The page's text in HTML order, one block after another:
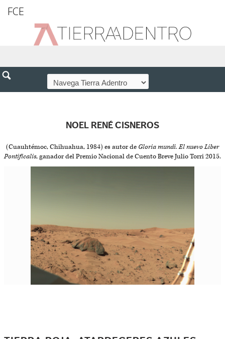
FCE
NOEL RENÉ CISNEROS
(Cuauhtémoc, Chihuahua, 1984) es autor de Gloria mundi. El nuevo Liber
Pontificalis, ganador del Premio Nacional de Cuento Breve Julio Torri 2015.